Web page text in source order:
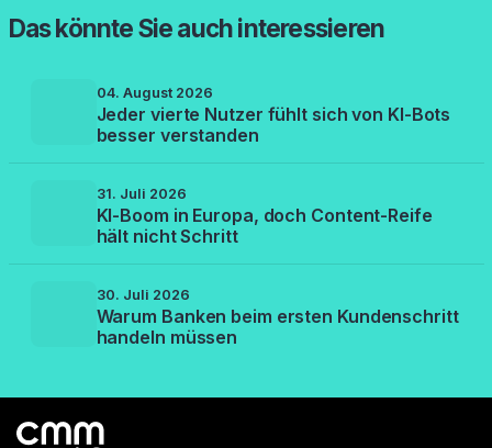
Das könnte Sie auch interessieren
04. August 2026
Jeder vierte Nutzer fühlt sich von KI-Bots
besser verstanden
31. Juli 2026
KI-Boom in Europa, doch Content-Reife
hält nicht Schritt
30. Juli 2026
Warum Banken beim ersten Kundenschritt
handeln müssen